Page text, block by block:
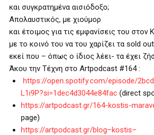
και συγκρατημένα αισιόδοξο;
Απολαυστικός, με χιούμορ
και έτοιμος για τις εμφανίσεις του
με το κοινό του να του χαρίζει τα sold out
εκεί που – όπως ο ίδιος λέει- τα έχει
Άκου την Τέχνη στο Artpodcast #164 :
https://open.spotify.com/episode/
L1i9P?si=1dec4d3044e84fac(direct
https://artpodcast.gr/164-kostis-
page)
https://artpodcast.gr/blog–kostis–